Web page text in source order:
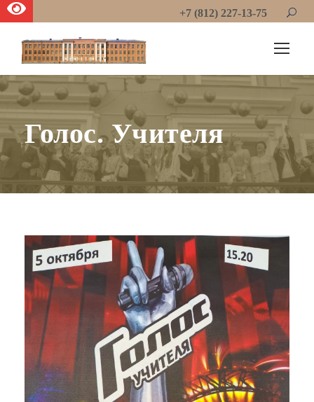
+7 (812) 227-13-75
Голос. Учителя